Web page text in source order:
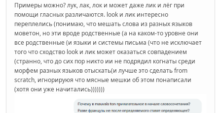
Примеры можно? лук, лак, лок и может даже лик и лёг при
помощи гласных различаются. look и лик интересно
переплелись (понимаю, что мешать слова из разных языков
моветон, но эти вроде родственные (а на каком-то уровне они
все родственные (и языки и системы письма (что не исключает
того что сходство look и лик может оказаться совпадением
(странно, что до сих пор никто ии не подрядил когнаты среди
морфем разных языков отыскать(и лучше это сделать from
scratch, игнорируюя что мясные мешки об этом понаписали
(хотя они уже начитались)))))))